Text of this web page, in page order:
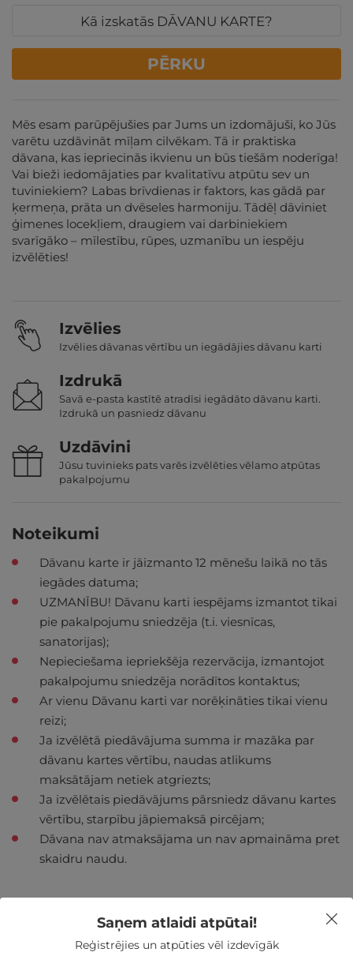
Kā izskatās DĀVANU KARTE?
PĒRKU
Mēs esam parūpējušies par Jums un izdomājuši, ko Jūs
varētu uzdāvināt mīļam cilvēkam. Tā ir praktiska
dāvana, kas iepriecinās ikvienu un būs tiešām noderīga!
Vai bieži iedomājaties par kvalitatīvu atpūtu sev un
tuviniekiem? Labas brīvdienas ir faktors, kas gādā par
ķermeņa, prāta un dvēseles harmoniju. Tādēļ dāviniet
ģimenes locekļiem, draugiem vai darbiniekiem
svarīgāko – mīlestību, rūpes, uzmanību un iespēju
izvēlēties!
Izvēlies
Izvēlies dāvanas vērtību un iegādājies dāvanu karti
Izdrukā
Savā e-pasta kastītē atradīsi iegādāto dāvanu karti.
Izdrukā un pasniedz dāvanu
Uzdāvini
Jūsu tuvinieks pats varēs izvēlēties vēlamo atpūtas
pakalpojumu
Noteikumi
Dāvanu karte ir jāizmanto 12 mēnešu laikā no tās
iegādes datuma;
UZMANĪBU! Dāvanu karti iespējams izmantot tikai
pie pakalpojumu sniedzēja (t.i. viesnīcas,
sanatorijas);
Nepieciešama iepriekšēja rezervācija, izmantojot
pakalpojumu sniedzēja norādītos kontaktus;
Ar vienu Dāvanu karti var norēķināties tikai vienu
reizi;
Ja izvēlētā piedāvājuma summa ir mazāka par
dāvanu kartes vērtību, naudas atlikums
maksātājam netiek atgriezts;
Ja izvēlētais piedāvājums pārsniedz dāvanu kartes
vērtību, starpību jāpiemaksā pircējam;
Dāvana nav atmaksājama un nav apmaināma pret
skaidru naudu.
Nekādasapkalpošanas un administrācijas
Saņem atlaidi atpūtai!
Reģistrējies un atpūties vēl izdevīgāk